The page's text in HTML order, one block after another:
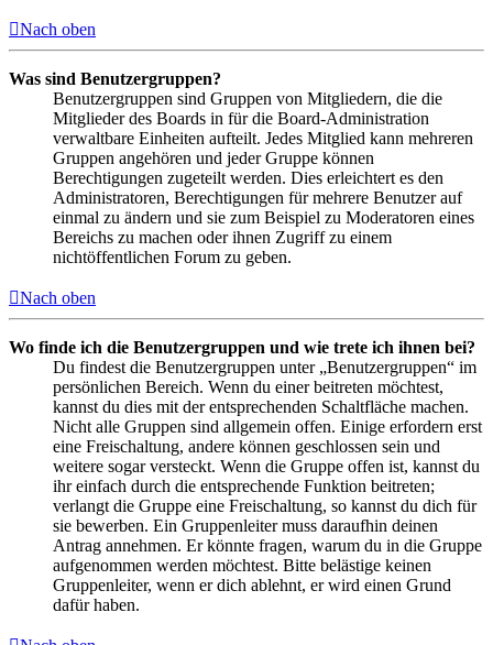
Nach oben
Was sind Benutzergruppen?
Benutzergruppen sind Gruppen von Mitgliedern, die die
Mitglieder des Boards in für die Board-Administration
verwaltbare Einheiten aufteilt. Jedes Mitglied kann mehreren
Gruppen angehören und jeder Gruppe können
Berechtigungen zugeteilt werden. Dies erleichtert es den
Administratoren, Berechtigungen für mehrere Benutzer auf
einmal zu ändern und sie zum Beispiel zu Moderatoren eines
Bereichs zu machen oder ihnen Zugriff zu einem
nichtöffentlichen Forum zu geben.
Nach oben
Wo finde ich die Benutzergruppen und wie trete ich ihnen bei?
Du findest die Benutzergruppen unter „Benutzergruppen“ im
persönlichen Bereich. Wenn du einer beitreten möchtest,
kannst du dies mit der entsprechenden Schaltfläche machen.
Nicht alle Gruppen sind allgemein offen. Einige erfordern erst
eine Freischaltung, andere können geschlossen sein und
weitere sogar versteckt. Wenn die Gruppe offen ist, kannst du
ihr einfach durch die entsprechende Funktion beitreten;
verlangt die Gruppe eine Freischaltung, so kannst du dich für
sie bewerben. Ein Gruppenleiter muss daraufhin deinen
Antrag annehmen. Er könnte fragen, warum du in die Gruppe
aufgenommen werden möchtest. Bitte belästige keinen
Gruppenleiter, wenn er dich ablehnt, er wird einen Grund
dafür haben.